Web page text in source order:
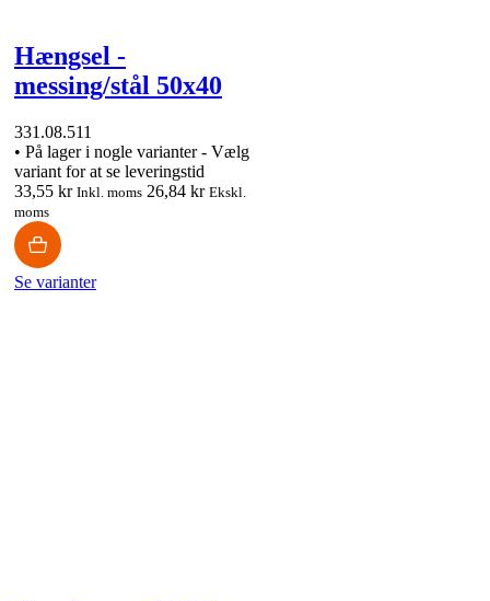
Hængsel -
messing/stål 50x40
331.08.511
• På lager i nogle varianter - Vælg
variant for at se leveringstid
33,55 kr Inkl. moms 26,84 kr Ekskl.
moms
Se varianter